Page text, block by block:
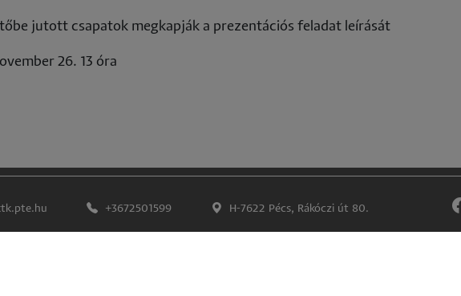
jutott csapatok megkapják a prezentációs feladat leírását
26. 13 óra
+3672501599 H-7622 Pécs, Rákóczi út 80.